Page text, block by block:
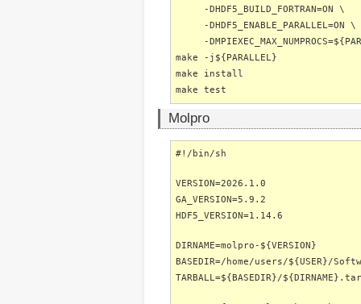
-DHDF5_BUILD_FORTRAN=ON \
-DHDF5_ENABLE_PARALLEL=ON \
-
make -j${PARALLEL}
make install
make test
Molpro
#!/bin/sh
VERSION=2026.1.0
GA_VERSION=5.9.2
HDF5_VERSION=1.14.6
DIRNAME=molpro-${VERSION}
BASEDIR=/home/users/${USER}/
TARBALL=${BASEDIR}/